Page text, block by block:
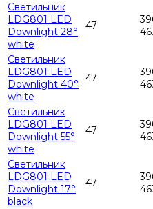
Светильник
LDG801 LED
Downlight 28°
white
47
Светильник
LDG801 LED
Downlight 40°
white
47
Светильник
LDG801 LED
Downlight 55°
white
47
Светильник
LDG801 LED
Downlight 17°
black
47